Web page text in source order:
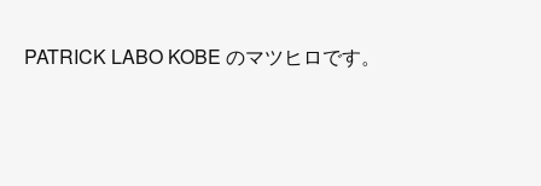
PATRICK LABO KOBE のマツヒロです。